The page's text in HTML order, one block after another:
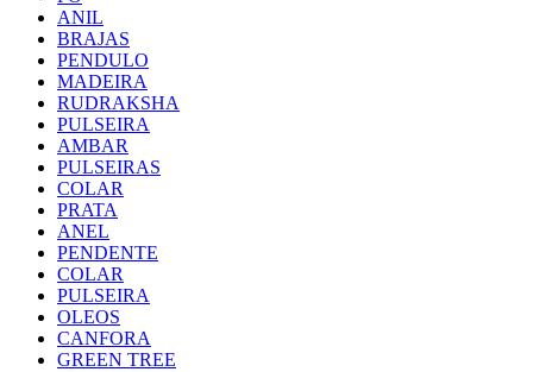
ANIL
BRAJAS
PENDULO
MADEIRA
RUDRAKSHA
PULSEIRA
AMBAR
PULSEIRAS
COLAR
PRATA
ANEL
PENDENTE
COLAR
PULSEIRA
OLEOS
CANFORA
GREEN TREE